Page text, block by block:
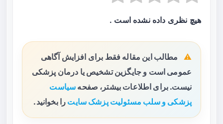
هیچ نظری داده نشده است .
مطالب این مقاله فقط برای افزایش آگاهی
عمومی است و جایگزین تشخیص یا درمان پزشکی
نیست. برای اطلاعات بیشتر، صفحه سیاست
پزشکی و سلب مسئولیت پزشک سایت را بخوانید.